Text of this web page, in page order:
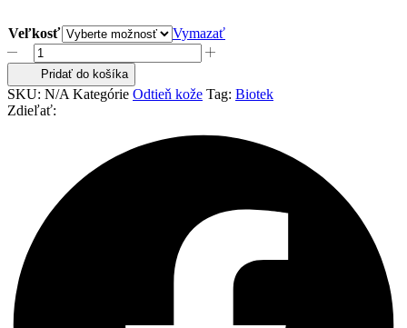
Veľkosť
Vymazať
množstvo
Biotek
Fair
2
Pridať do košíka
SKU: N/A Kategórie Odtieň kože Tag: Biotek
Zdieľať: